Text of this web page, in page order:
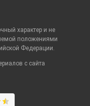
характер и не
положениями
Федерации.
с сайта